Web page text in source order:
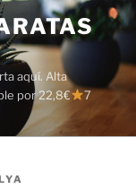
aquí. Alta
por 22,8€
7